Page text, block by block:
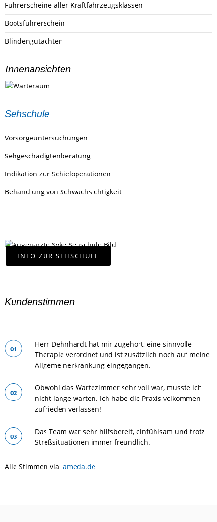
Führerscheine aller Kraftfahrzeugsklassen
Bootsführerschein
Blindengutachten
Innenansichten
Sehschule
Vorsorgeuntersuchungen
Sehgeschädigtenberatung
Indikation zur Schieloperationen
Behandlung von Schwachsichtigkeit
INFO ZUR SEHSCHULE
Kundenstimmen
01
Herr Dehnhardt hat mir zugehört, eine sinnvolle
Therapie verordnet und ist zusätzlich noch auf meine
Allgemeinerkrankung eingegangen.
02
Obwohl das Wartezimmer sehr voll war, musste ich
nicht lange warten. Ich habe die Praxis volkommen
zufrieden verlassen!
03
Das Team war sehr hilfsbereit, einfühlsam und trotz
Streßsituationen immer freundlich.
Alle Stimmen via jameda.de